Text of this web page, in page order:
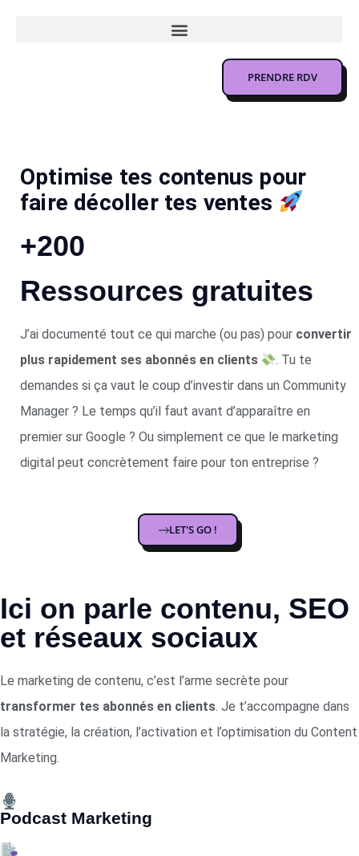
PRENDRE RDV
Optimise tes contenus pour
faire décoller tes ventes
+200
Ressources gratuites
J’ai documenté tout ce qui marche (ou pas) pour convertir
plus rapidement ses abonnés en clients
. Tu te
demandes si ça vaut le coup d’investir dans un Community
Manager ? Le temps qu’il faut avant d’apparaître en
premier sur Google ? Ou simplement ce que le marketing
digital peut concrètement faire pour ton entreprise ?
LET'S GO !
Ici on parle contenu, SEO
et réseaux sociaux
Le marketing de contenu, c’est l’arme secrète pour
transformer tes abonnés en clients. Je t’accompagne dans
la stratégie, la création, l’activation et l’optimisation du Content
Marketing.
Podcast Marketing